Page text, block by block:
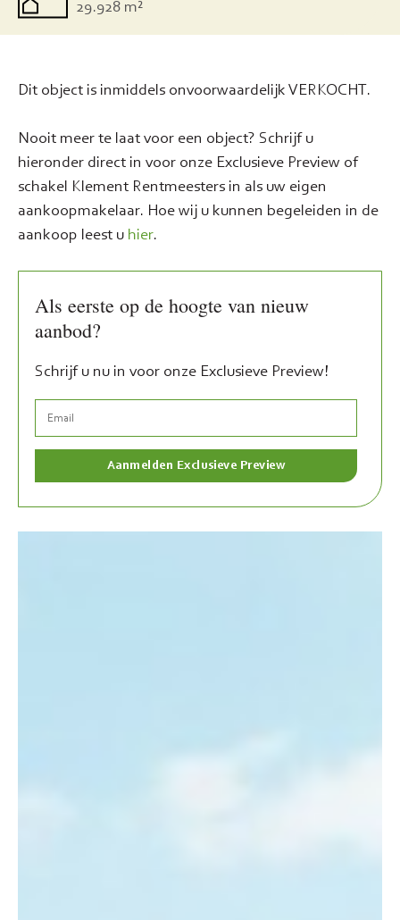
29.928 m²
Dit object is inmiddels onvoorwaardelijk VERKOCHT.
Nooit meer te laat voor een object? Schrijf u
hieronder direct in voor onze Exclusieve Preview of
schakel Klement Rentmeesters in als uw eigen
aankoopmakelaar. Hoe wij u kunnen begeleiden in de
aankoop leest u hier.
Als eerste op de hoogte van nieuw
aanbod?
Schrijf u nu in voor onze Exclusieve Preview!